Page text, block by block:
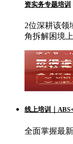
资实务专题培训
2位深耕该领
角拆解困境
线上培训｜
全面掌握最